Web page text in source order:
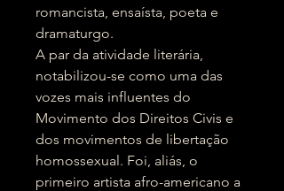
romancista, ensaísta, poeta e
dramaturgo.
A par da atividade literária,
notabilizou-se como uma das
vozes mais influentes do
Movimento dos Direitos Civis e
dos movimentos de libertação
homossexual. Foi, aliás, o
primeiro artista afro-americano a